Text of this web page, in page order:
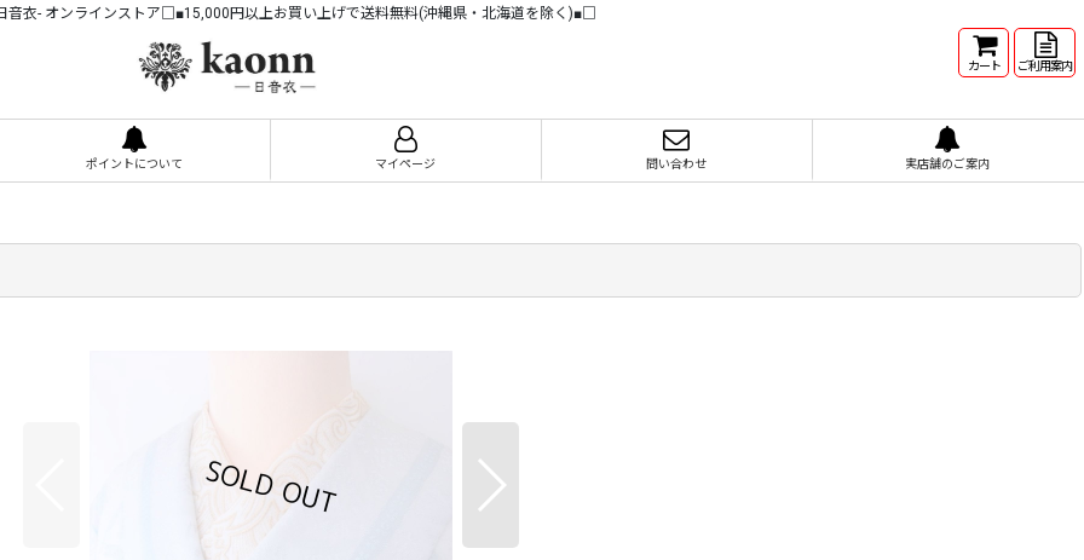
音衣- オンラインストア□■15,000円以上お買い上げで送料無料(沖縄県・北海道を除く)■□
カート ご利用案内
ポイントについて マイページ 問い合わせ 実店舗のご案内